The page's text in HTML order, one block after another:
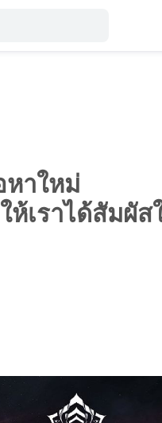
าใหม่
เราได้สัมผัส